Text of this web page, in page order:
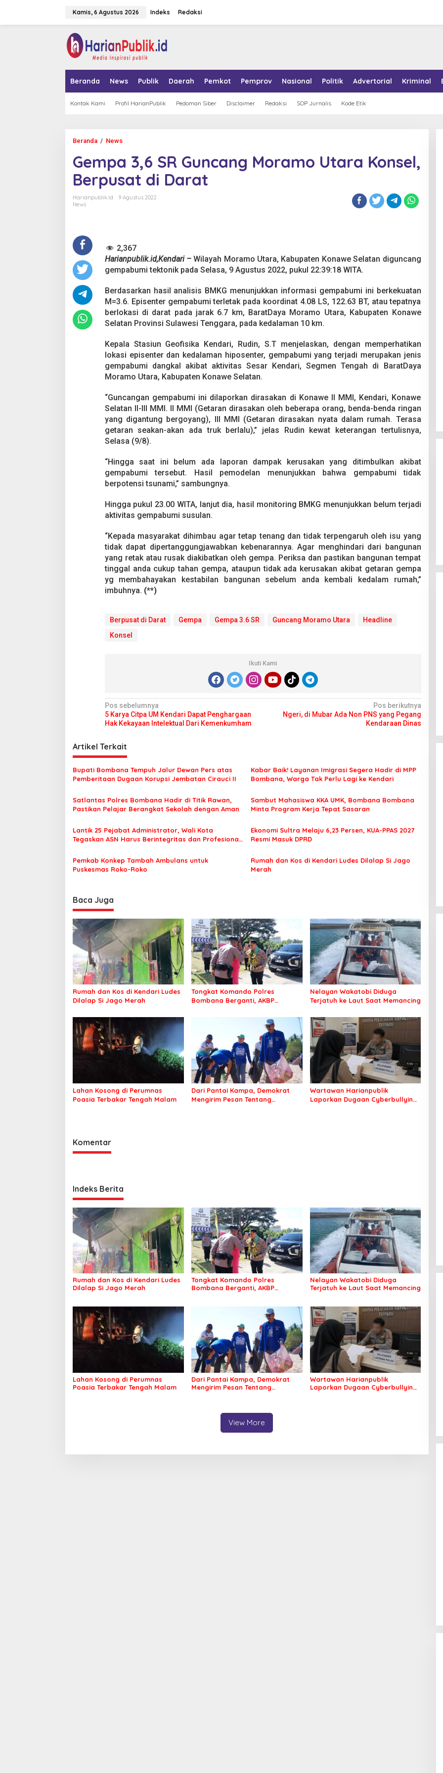
Kamis, 6 Agustus 2026 Indeks Redaksi
Beranda News Publik Daerah Pemkot Pemprov Nasional Politik Advertorial Kriminal
Kontak Kami Profil HarianPublik Pedoman Siber Disclaimer Redaksi SOP Jurnalis Kode Etik
Beranda / News
m
p
a
3
,
n
c
n
M
o
r
m
U
t
a
a
o
n
,
e
r
u
a
t
i
a
t
Gempa 3,6 SR Guncang Moramo Utara Konsel,
Berpusat di Darat
Harianpublik.id
9 Agustus 2022
News
2,367
Harianpublik.id,Kendari – Wilayah Moramo Utara, Kabupaten Konawe Selatan diguncang
gempabumi tektonik pada Selasa, 9 Agustus 2022, pukul 22:39:18 WITA.
Berdasarkan hasil analisis BMKG menunjukkan informasi gempabumi ini berkekuatan
M=3.6. Episenter gempabumi terletak pada koordinat 4.08 LS, 122.63 BT, atau tepatnya
berlokasi di darat pada jarak 6.7 km, BaratDaya Moramo Utara, Kabupaten Konawe
Selatan Provinsi Sulawesi Tenggara, pada kedalaman 10 km.
Kepala Stasiun Geofisika Kendari, Rudin, S.T menjelaskan, dengan memperhatikan
lokasi episenter dan kedalaman hiposenter, gempabumi yang terjadi merupakan jenis
gempabumi dangkal akibat aktivitas Sesar Kendari, Segmen Tengah di BaratDaya
Moramo Utara, Kabupaten Konawe Selatan.
“Guncangan gempabumi ini dilaporkan dirasakan di Konawe II MMI, Kendari, Konawe
Selatan II-III MMI. II MMI (Getaran dirasakan oleh beberapa orang, benda-benda ringan
yang digantung bergoyang), III MMI (Getaran dirasakan nyata dalam rumah. Terasa
getaran seakan-akan ada truk berlalu),” jelas Rudin kewat keterangan tertulisnya,
Selasa (9/8).
“Hingga saat ini belum ada laporan dampak kerusakan yang ditimbulkan akibat
gempabumi tersebut. Hasil pemodelan menunjukkan bahwa gempabumi tidak
berpotensi tsunami,” sambungnya.
Hingga pukul 23.00 WITA, lanjut dia, hasil monitoring BMKG menunjukkan belum terjadi
aktivitas gempabumi susulan.
“Kepada masyarakat dihimbau agar tetap tenang dan tidak terpengaruh oleh isu yang
tidak dapat dipertanggungjawabkan kebenarannya. Agar menghindari dari bangunan
yang retak atau rusak diakibatkan oleh gempa. Periksa dan pastikan bangunan tempat
tinggal anda cukup tahan gempa, ataupun tidak ada kerusakan akibat getaran gempa
yg membahayakan kestabilan bangunan sebelum anda kembali kedalam rumah,”
imbuhnya. (**)
Berpusat di Darat Gempa Gempa 3.6 SR Guncang Moramo Utara
Headline
Konsel
Ikuti Kami
N
a
i
g
a
i
o
s
Pos sebelumnya
5 Karya Citpa UM Kendari Dapat Penghargaan
Hak Kekayaan Intelektual Dari Kemenkumham
Pos berikutnya
Ngeri, di Mubar Ada Non PNS yang Pegang
Kendaraan Dinas
Artikel Terkait
Bupati Bombana Tempuh Jalur Dewan Pers atas
Pemberitaan Dugaan Korupsi Jembatan Cirauci II
Kabar Baik! Layanan Imigrasi Segera Hadir di MPP
Bombana, Warga Tak Perlu Lagi ke Kendari
Satlantas Polres Bombana Hadir di Titik Rawan,
Pastikan Pelajar Berangkat Sekolah dengan Aman
Sambut Mahasiswa KKA UMK, Bombana Bombana
Minta Program Kerja Tepat Sasaran
Lantik 25 Pejabat Administrator, Wali Kota
Tegaskan ASN Harus Berintegritas dan Profesional
Ekonomi Sultra Melaju 6,23 Persen, KUA-PPAS 2027
Resmi Masuk DPRD
Pemkab Konkep Tambah Ambulans untuk
Puskesmas Roko-Roko
Rumah dan Kos di Kendari Ludes Dilalap Si Jago
Merah
Baca Juga
Rumah dan Kos di Kendari Ludes
Dilalap Si Jago Merah
Tongkat Komando Polres
Bombana Berganti, AKBP
Kepolisian Bombana
Nelayan Wakatobi Diduga
Terjatuh ke Laut Saat Memancing
Lahan Kosong di Perumnas
Poasia Terbakar Tengah Malam
Dari Pantai Kampa, Demokrat
Mengirim Pesan Tentang
Wartawan Harianpublik
Laporkan Dugaan Cyberbullying
Komentar
Indeks Berita
Rumah dan Kos di Kendari Ludes
Dilalap Si Jago Merah
Tongkat Komando Polres
Bombana Berganti, AKBP
Nelayan Wakatobi Diduga
Terjatuh ke Laut Saat Memancing
Lahan Kosong di Perumnas
Poasia Terbakar Tengah Malam
Dari Pantai Kampa, Demokrat
Mengirim Pesan Tentang
Wartawan Harianpublik
Laporkan Dugaan Cyberbullying
View More
Badik Usai Cekcok saat Pesta
Miras
Di Kriminal | 29 Juni 2026